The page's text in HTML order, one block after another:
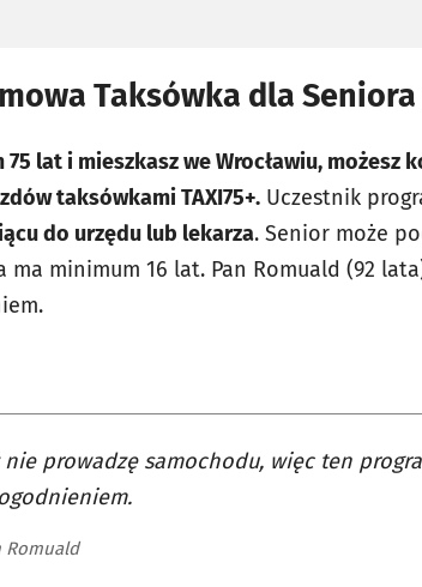
Taksówka dla
75 lat i mieszkasz we Wrocławiu,
taksówkami TAXI75+. Uczestnik
do urzędu lub lekarza. Senior może
ma minimum 16 lat. Pan Romuald (92
nie prowadzę samochodu, więc ten
Romuald